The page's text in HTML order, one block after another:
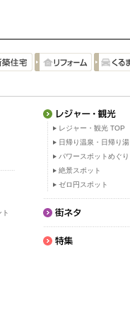
レジャー・観光 TOP
日帰り温泉・日帰り湯
パワースポットめぐり
絶景スポット
ゼロ円スポット